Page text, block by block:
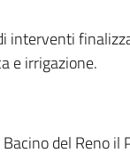
e irrigazione.
del Reno il